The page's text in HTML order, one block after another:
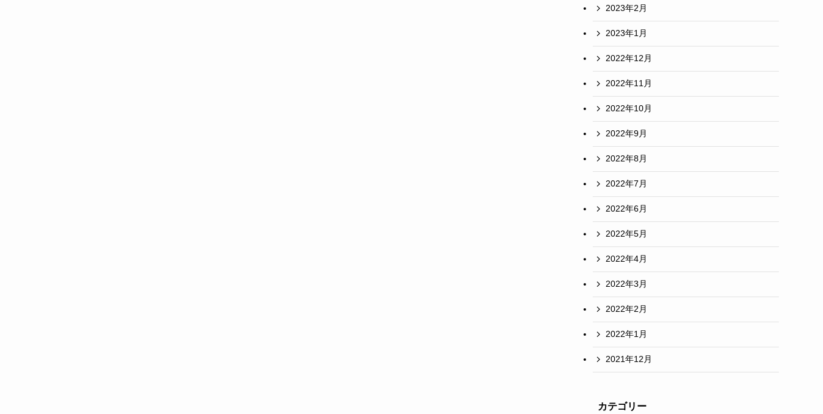
2023年2月
2023年1月
2022年12月
2022年11月
2022年10月
2022年9月
2022年8月
2022年7月
2022年6月
2022年5月
2022年4月
2022年3月
2022年2月
2022年1月
2021年12月
カテゴリー